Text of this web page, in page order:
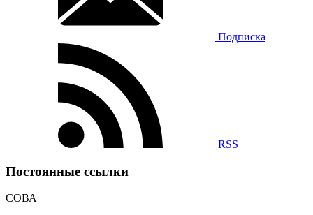
Подписка
RSS
Постоянные ссылки
СОВА